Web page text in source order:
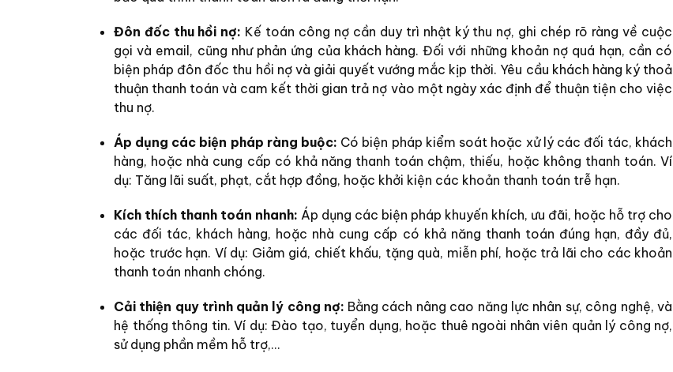
Đôn đốc thu hồi nợ: Kế toán công nợ cần duy trì nhật ký thu nợ, ghi chép rõ ràng về cuộc
gọi và email, cũng như phản ứng của khách hàng. Đối với những khoản nợ quá hạn, cần có
biện pháp đôn đốc thu hồi nợ và giải quyết vướng mắc kịp thời. Yêu cầu khách hàng ký thoả
thuận thanh toán và cam kết thời gian trả nợ vào một ngày xác định để thuận tiện cho việc
thu nợ.
Áp dụng các biện pháp ràng buộc: Có biện pháp kiểm soát hoặc xử lý các đối tác, khách
hàng, hoặc nhà cung cấp có khả năng thanh toán chậm, thiếu, hoặc không thanh toán. Ví
dụ: Tăng lãi suất, phạt, cắt hợp đồng, hoặc khởi kiện các khoản thanh toán trễ hạn.
Kích thích thanh toán nhanh: Áp dụng các biện pháp khuyến khích, ưu đãi, hoặc hỗ trợ cho
các đối tác, khách hàng, hoặc nhà cung cấp có khả năng thanh toán đúng hạn, đầy đủ,
hoặc trước hạn. Ví dụ: Giảm giá, chiết khấu, tặng quà, miễn phí, hoặc trả lãi cho các khoản
thanh toán nhanh chóng.
Cải thiện quy trình quản lý công nợ: Bằng cách nâng cao năng lực nhân sự, công nghệ, và
hệ thống thông tin. Ví dụ: Đào tạo, tuyển dụng, hoặc thuê ngoài nhân viên quản lý công nợ,
sử dụng phần mềm hỗ trợ,...